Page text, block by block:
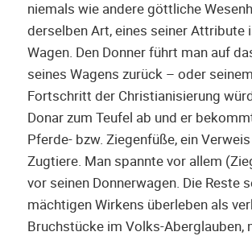
niemals wie andere göttliche
derselben Art, eines seiner Attribute
Wagen. Den Donner führt man auf
seines Wagens zurück – oder
Fortschritt der Christianisierung
Donar zum Teufel ab und er
Pferde- bzw. Ziegenfüße, ein
Zugtiere. Man spannte vor allem
vor seinen Donnerwagen. Die Reste
mächtigen Wirkens überleben als
Bruchstücke im Volks-Aberglauben,